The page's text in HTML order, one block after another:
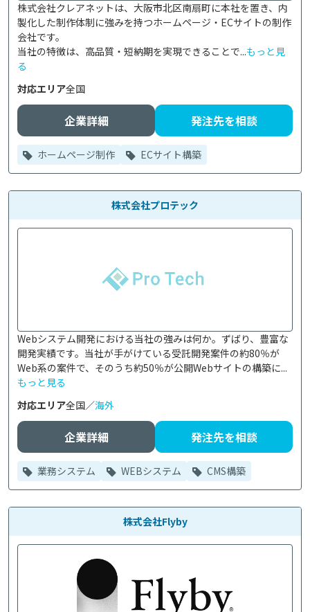
株式会社クレアネットは、大阪市北区南扇町に本社を置き、内
製化した制作体制に強みを持つホームページ・ECサイトの制作
会社です。
当社の特徴は、高品質・短納期を実現できることで...もっと見
る
対応エリア全国
企業詳細 発注先を相談
ホームページ制作 ECサイト構築
株式会社プロテック
Webシステム開発における当社の強みは何か。ずばり、豊富な
開発実績です。当社が手がけている受託開発案件の約80％が
Web系の案件で、そのうち約50％が公開Webサイトの構築に...
もっと見る
対応エリア全国／海外
企業詳細 発注先を相談
業務システム WEBシステム CMS構築
株式会社Flyby